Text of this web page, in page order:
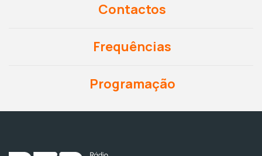
Contactos
Frequências
Programação